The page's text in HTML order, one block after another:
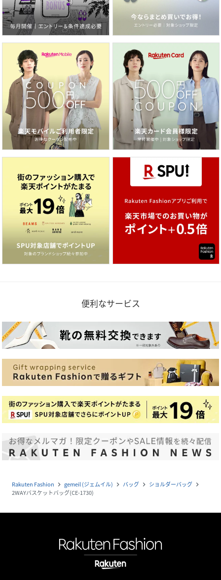
便利なサービス
Rakuten Fashion navigate_next gemeil (ジェムイル) navigate_next バッグ navigate_next ショルダーバッグ navigate_next
2WAYバスケットバッグ(CE-1730)